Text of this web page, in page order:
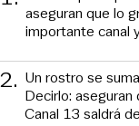
aseguran que lo
importante canal
2. Un rostro se
Decirlo:
Canal 13 saldrá